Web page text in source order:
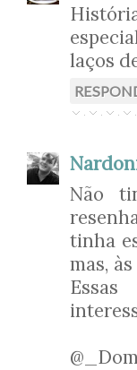
laços
Não
tinha
mas,